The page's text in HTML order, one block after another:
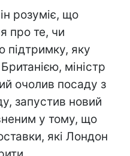
розуміє, що
про те, чи
підтримку, яку
міністр
очолив посаду з
запустив новий
у тому, що
які Лондон